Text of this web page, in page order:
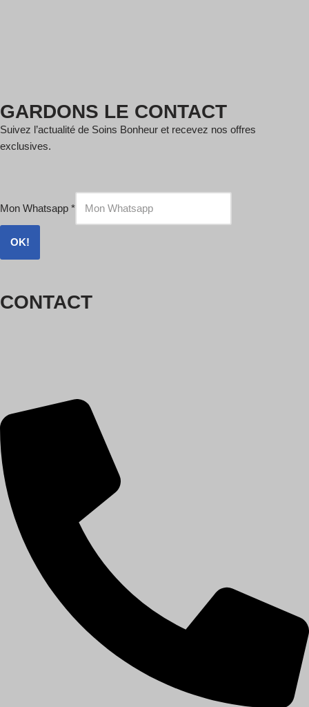
GARDONS LE CONTACT
Suivez l’actualité de Soins Bonheur et recevez nos offres
exclusives.
Mon Whatsapp *
OK!
CONTACT